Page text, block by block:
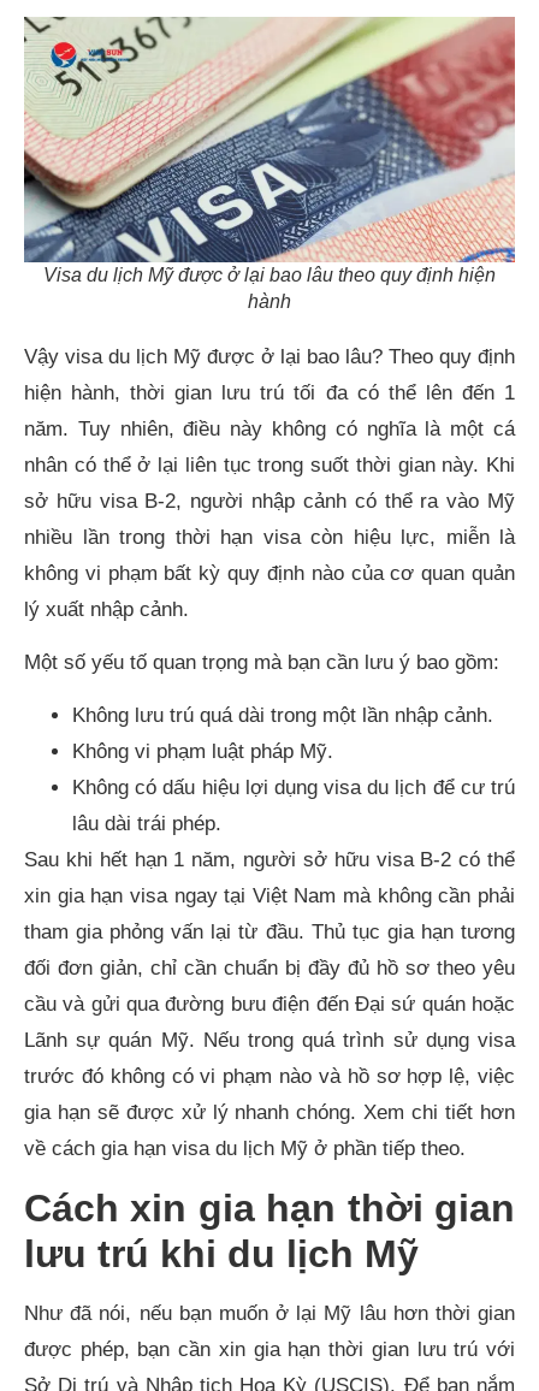
Visa du lịch Mỹ được ở lại bao lâu theo quy định hiện
hành
Vậy visa du lịch Mỹ được ở lại bao lâu? Theo quy định
hiện hành, thời gian lưu trú tối đa có thể lên đến 1
năm. Tuy nhiên, điều này không có nghĩa là một cá
nhân có thể ở lại liên tục trong suốt thời gian này. Khi
sở hữu visa B-2, người nhập cảnh có thể ra vào Mỹ
nhiều lần trong thời hạn visa còn hiệu lực, miễn là
không vi phạm bất kỳ quy định nào của cơ quan quản
lý xuất nhập cảnh.
Một số yếu tố quan trọng mà bạn cần lưu ý bao gồm:
Không lưu trú quá dài trong một lần nhập cảnh.
Không vi phạm luật pháp Mỹ.
Không có dấu hiệu lợi dụng visa du lịch để cư trú
lâu dài trái phép.
Sau khi hết hạn 1 năm, người sở hữu visa B-2 có thể
xin gia hạn visa ngay tại Việt Nam mà không cần phải
tham gia phỏng vấn lại từ đầu. Thủ tục gia hạn tương
đối đơn giản, chỉ cần chuẩn bị đầy đủ hồ sơ theo yêu
cầu và gửi qua đường bưu điện đến Đại sứ quán hoặc
Lãnh sự quán Mỹ. Nếu trong quá trình sử dụng visa
trước đó không có vi phạm nào và hồ sơ hợp lệ, việc
gia hạn sẽ được xử lý nhanh chóng. Xem chi tiết hơn
về cách gia hạn visa du lịch Mỹ ở phần tiếp theo.
Cách xin gia hạn thời gian
lưu trú khi du lịch Mỹ
Như đã nói, nếu bạn muốn ở lại Mỹ lâu hơn thời gian
được phép, bạn cần xin gia hạn thời gian lưu trú với
Sở Di trú và Nhập tịch Hoa Kỳ (USCIS). Để bạn nắm